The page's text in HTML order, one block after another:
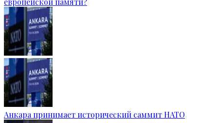
Анкара принимает исторический саммит НАТО